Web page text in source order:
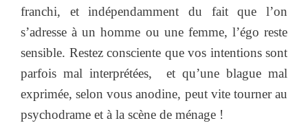
franchi, et indépendamment du fait que l’on
s’adresse à un homme ou une femme, l’égo reste
sensible. Restez consciente que vos intentions sont
parfois mal interprétées, et qu’une blague mal
exprimée, selon vous anodine, peut vite tourner au
psychodrame et à la scène de ménage !